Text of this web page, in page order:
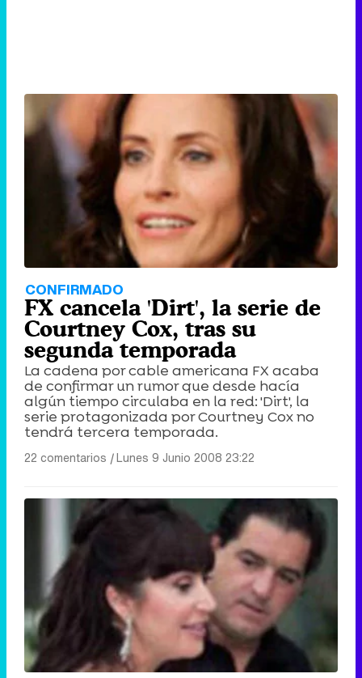
CONFIRMADO
FX cancela 'Dirt', la serie de
Courtney Cox, tras su
segunda temporada
La cadena por cable americana FX acaba
de confirmar un rumor que desde hacía
algún tiempo circulaba en la red: 'Dirt', la
serie protagonizada por Courtney Cox no
tendrá tercera temporada.
22 comentarios |Lunes 9 Junio 2008 23:22